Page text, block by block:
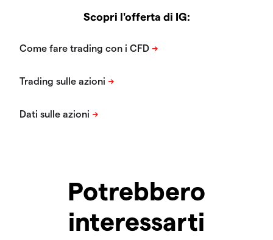
Scopri l'offerta di IG:
Potrebbero
interessarti